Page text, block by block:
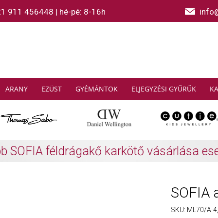
911 456448 | hé-pé: 8-16h
ARANY EZÜST GYÉMÁNTOK ELJEGYZÉSI GYŰRŰK
SABO: Gyűjtsön és spóroljon További
SOFIA
SKU: ML70/A-